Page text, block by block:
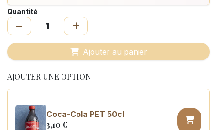
Quantité
Ajouter au panier
AJOUTER UNE OPTION
Coca-Cola PET 50cl
3,10 €